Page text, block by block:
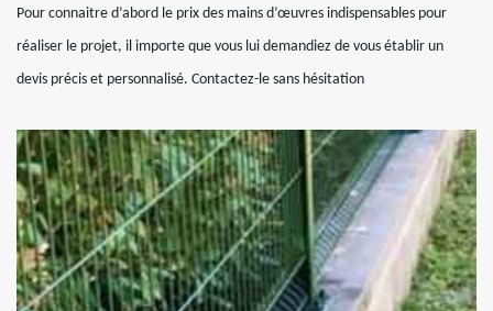
Pour connaitre d’abord le prix des mains d’œuvres indispensables pour
réaliser le projet, il importe que vous lui demandiez de vous établir un
devis précis et personnalisé. Contactez-le sans hésitation